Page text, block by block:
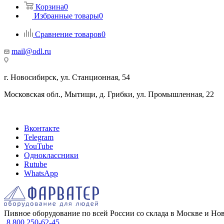
Корзина0
Избранные товары0
Сравнение товаров0
mail@odl.ru
г. Новосибирск, ул. Станционная, 54
Московская обл., Мытищи, д. Грибки, ул. Промышленная, 22
Вконтакте
Telegram
YouTube
Одноклассники
Rutube
WhatsApp
Пивное оборудование по всей России со склада в Москве и
8 800 250-62-45